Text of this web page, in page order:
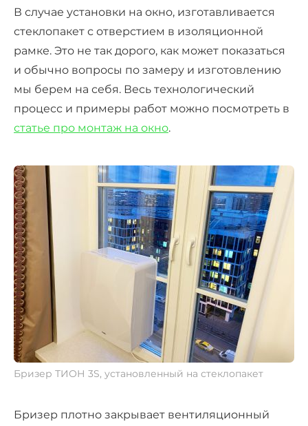
В случае установки на окно, изготавливается
стеклопакет с отверстием в изоляционной
рамке. Это не так дорого, как может показаться
и обычно вопросы по замеру и изготовлению
мы берем на себя. Весь технологический
процесс и примеры работ можно посмотреть в
статье про монтаж на окно.
Бризер ТИОН 3S, установленный на стеклопакет
Бризер плотно закрывает вентиляционный